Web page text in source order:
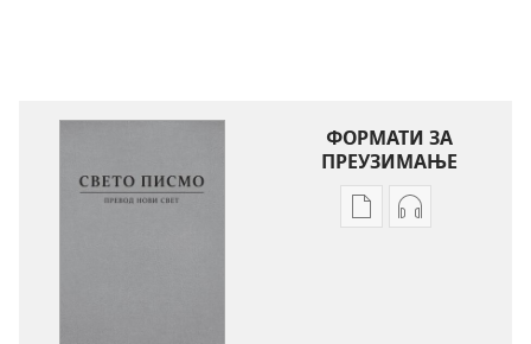
ФОРМАТИ ЗА
ПРЕУЗИМАЊЕ
ФорматиФормати